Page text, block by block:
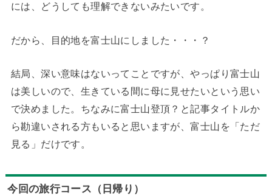
には、どうしても理解できないみたいです。
だから、目的地を富士山にしました・・・？
結局、深い意味はないってことですが、やっぱり富士山
は美しいので、生きている間に母に見せたいという思い
で決めました。ちなみに富士山登頂？と記事タイトルか
ら勘違いされる方もいると思いますが、富士山を「ただ
見る」だけです。
今回の旅行コース（日帰り）